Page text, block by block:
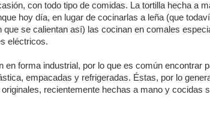
con todo tipo de comidas. La tortilla hecha a
hoy día, en lugar de cocinarlas a leña (que
que se calientan así) las cocinan en comales
eléctricos.
en forma industrial, por lo que es común encontrar
empacadas y refrigeradas. Éstas, por lo
recientemente hechas a mano y cocidas